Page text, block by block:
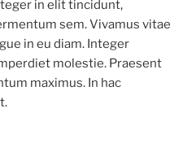
in elit tincidunt,
sem. Vivamus vitae
in eu diam. Integer
molestie. Praesent
maximus. In hac